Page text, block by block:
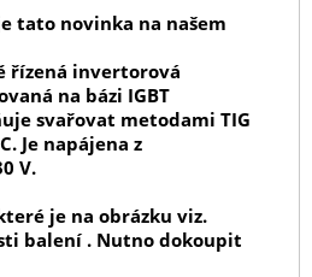
tato novinka na našem
řízená invertorová
na bázi IGBT
svařovat metodami TIG
Je napájena z
V.
je na obrázku viz.
balení . Nutno dokoupit